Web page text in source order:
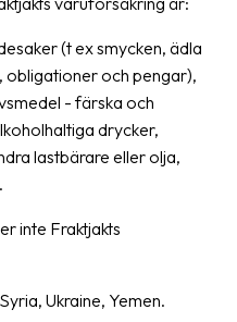
(t ex smycken, ädla
obligationer och pengar),
- färska och
drycker,
lastbärare eller olja,
inte Fraktjakts
Ukraine, Yemen.